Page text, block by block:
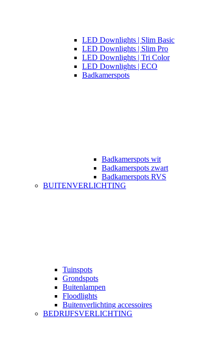
LED Downlights | Slim Basic
LED Downlights | Slim Pro
LED Downlights | Tri Color
LED Downlights | ECO
Badkamerspots
Badkamerspots wit
Badkamerspots zwart
Badkamerspots RVS
BUITENVERLICHTING
Tuinspots
Grondspots
Buitenlampen
Floodlights
Buitenverlichting accessoires
BEDRIJFSVERLICHTING